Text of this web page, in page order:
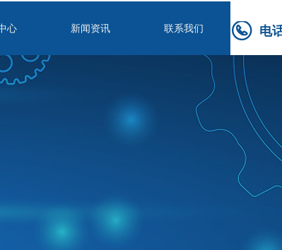
心 新闻资讯 联系我们 电
置到对象的实例。